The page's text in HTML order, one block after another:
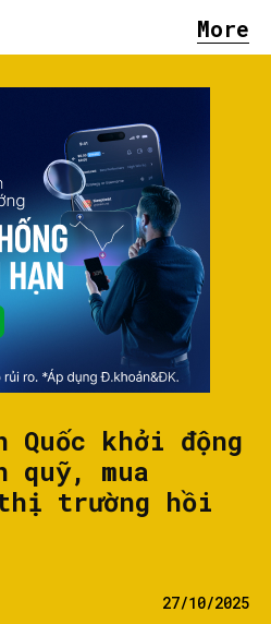
More
Quốc khởi động
quỹ, mua
trường hồi
27/10/2025